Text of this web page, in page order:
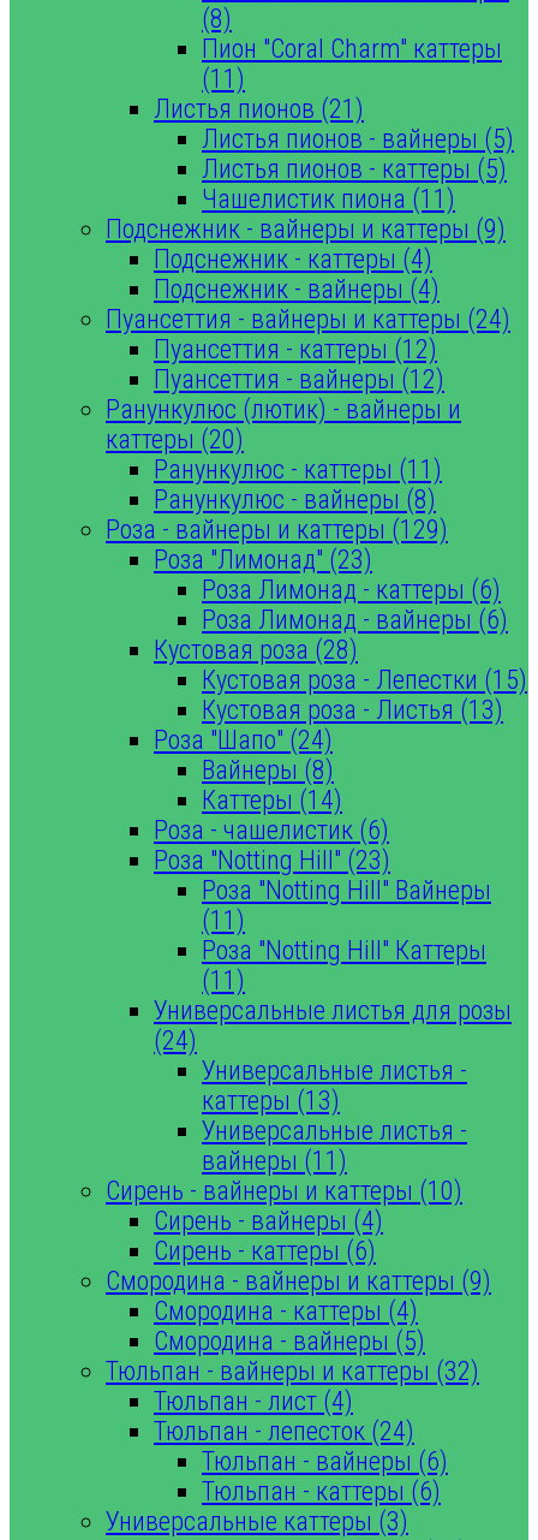
(8)
Пион "Coral Charm" каттеры
(11)
Листья пионов (21)
Листья пионов - вайнеры (5)
Листья пионов - каттеры (5)
Чашелистик пиона (11)
Подснежник - вайнеры и каттеры (9)
Подснежник - каттеры (4)
Подснежник - вайнеры (4)
Пуансеттия - вайнеры и каттеры (24)
Пуансеттия - каттеры (12)
Пуансеттия - вайнеры (12)
Ранункулюс (лютик) - вайнеры и
каттеры (20)
Ранункулюс - каттеры (11)
Ранункулюс - вайнеры (8)
Роза - вайнеры и каттеры (129)
Роза "Лимонад" (23)
Роза Лимонад - каттеры (6)
Роза Лимонад - вайнеры (6)
Кустовая роза (28)
Кустовая роза - Лепестки (15)
Кустовая роза - Листья (13)
Роза "Шапо" (24)
Вайнеры (8)
Каттеры (14)
Роза - чашелистик (6)
Роза "Notting Hill" (23)
Роза "Notting Hill" Вайнеры
(11)
Роза "Notting Hill" Каттеры
(11)
Универсальные листья для розы
(24)
Универсальные листья -
каттеры (13)
Универсальные листья -
вайнеры (11)
Сирень - вайнеры и каттеры (10)
Сирень - вайнеры (4)
Сирень - каттеры (6)
Смородина - вайнеры и каттеры (9)
Смородина - каттеры (4)
Смородина - вайнеры (5)
Тюльпан - вайнеры и каттеры (32)
Тюльпан - лист (4)
Тюльпан - лепесток (24)
Тюльпан - вайнеры (6)
Тюльпан - каттеры (6)
Универсальные каттеры (3)